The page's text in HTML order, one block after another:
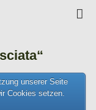
unserer Seite
Cookies setzen.